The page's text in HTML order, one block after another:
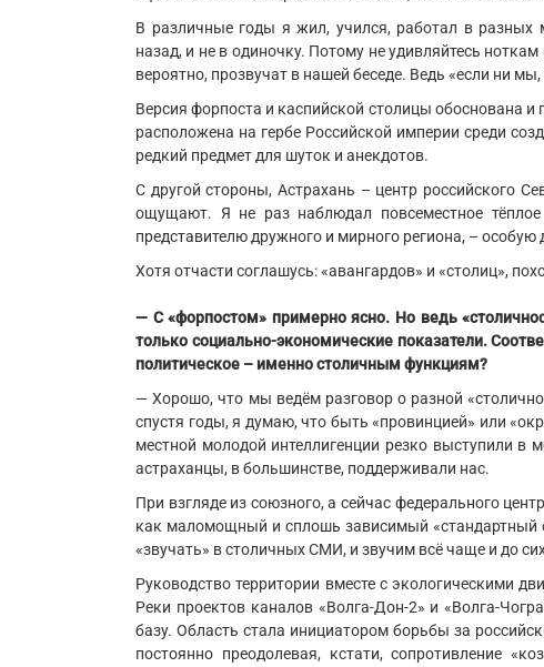
В различные годы я жил, учился, работал в
назад, и не в одиночку. Потому не удивляйтесь
вероятно, прозвучат в нашей беседе. Ведь «если ни мы,
Версия форпоста и каспийской столицы обоснована
расположена на гербе Российской империи среди
редкий предмет для шуток и анекдотов.
С другой стороны, Астрахань – центр российского
ощущают. Я не раз наблюдал повсеместное
представителю дружного и мирного региона, – особую
Хотя отчасти соглашусь: «авангардов» и «столиц»,
— С «форпостом» примерно ясно. Но ведь
только социально-экономические показатели.
политическое – именно столичным функциям?
— Хорошо, что мы ведём разговор о разной
спустя годы, я думаю, что быть «провинцией» или
местной молодой интеллигенции резко выступили в
астраханцы, в большинстве, поддерживали нас.
При взгляде из союзного, а сейчас федерального
как маломощный и сплошь зависимый «стандартный
«звучать» в столичных СМИ, и звучим всё чаще и до
Руководство территории вместе с экологическими
Реки проектов каналов «Волга-Дон-2» и «Волга-
базу. Область стала инициатором борьбы за
постоянно преодолевая, кстати, сопротивление